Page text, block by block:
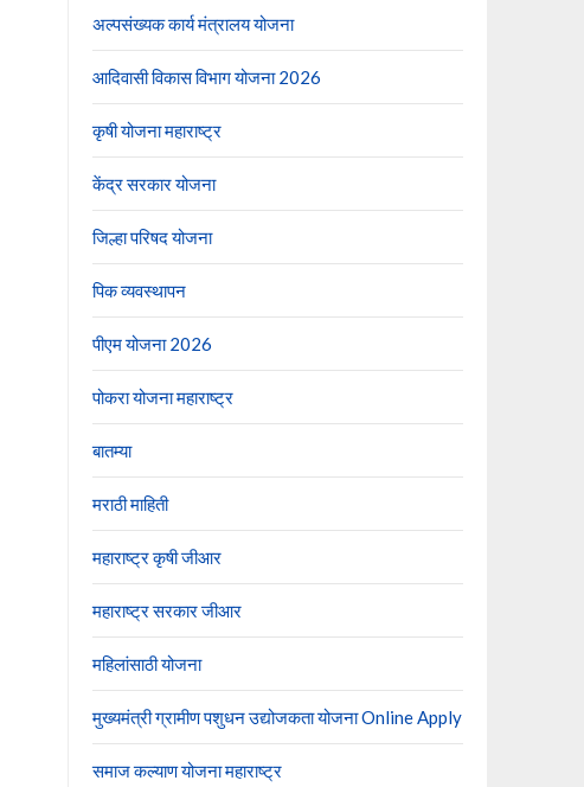
अल्पसंख्यक कार्य मंत्रालय योजना
आदिवासी विकास विभाग योजना 2026
कृषी योजना महाराष्ट्र
केंद्र सरकार योजना
जिल्हा परिषद योजना
पिक व्यवस्थापन
पीएम योजना 2026
पोकरा योजना महाराष्ट्र
बातम्या
मराठी माहिती
महाराष्ट्र कृषी जीआर
महाराष्ट्र सरकार जीआर
महिलांसाठी योजना
मुख्यमंत्री ग्रामीण पशुधन उद्योजकता योजना Online Apply
समाज कल्याण योजना महाराष्ट्र